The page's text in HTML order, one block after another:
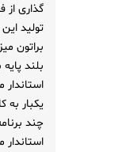
گذاری از
تولید
براتون
بلند
استاندار
یکبار به
چند